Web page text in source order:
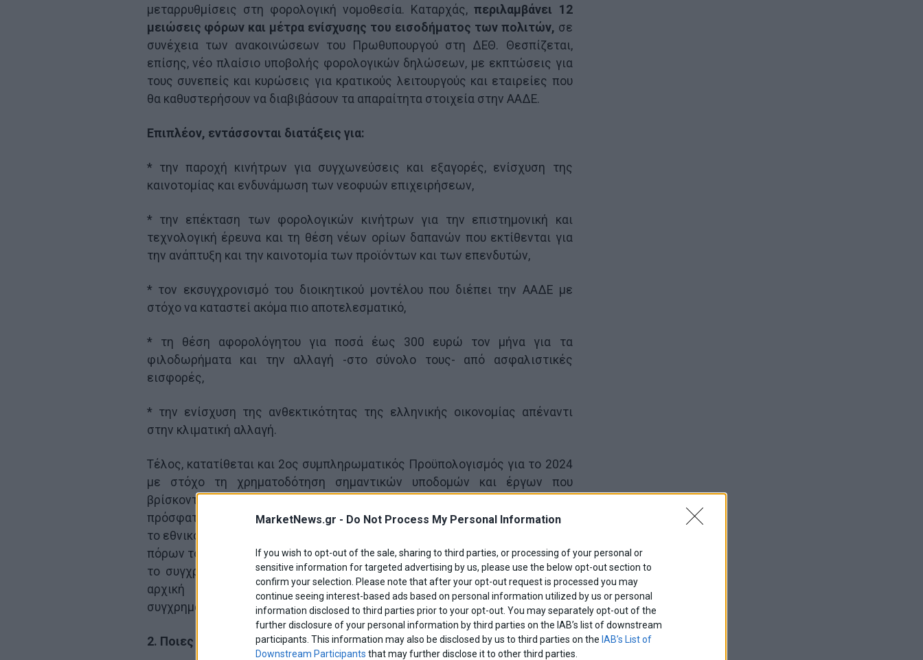
MarketNews.gr - Do Not Process My Personal Information
If you wish to opt-out of the sale, sharing to third parties, or processing of your personal or
sensitive information for targeted advertising by us, please use the below opt-out section to
confirm your selection. Please note that after your opt-out request is processed you may
continue seeing interest-based ads based on personal information utilized by us or personal
information disclosed to third parties prior to your opt-out. You may separately opt-out of the
further disclosure of your personal information by third parties on the IAB’s list of downstream
participants. This information may also be disclosed by us to third parties on the IAB’s List of
Downstream Participants that may further disclose it to other third parties.
μεταρρυθμίσεις στη φορολογική νομοθεσία. Καταρχάς,περιλαμβάνει 12
μειώσεις φόρων και μέτρα ενίσχυσης του εισοδήματος των πολιτών, σε
συνέχεια των ανακοινώσεων του Πρωθυπουργού στη ΔΕΘ. Θεσπίζεται,
επίσης, νέο πλαίσιο υποβολής φορολογικών δηλώσεων, με εκπτώσεις για
τους συνεπείς και κυρώσεις για κρατικούς λειτουργούς και εταιρείες που
θα καθυστερήσουν να διαβιβάσουν τα απαραίτητα στοιχεία στην ΑΑΔΕ.
Επιπλέον, εντάσσονται διατάξεις για:
* την παροχή κινήτρων για συγχωνεύσεις και εξαγορές, ενίσχυση της
καινοτομίας και ενδυνάμωση των νεοφυών επιχειρήσεων,
* την επέκταση των φορολογικών κινήτρων για την επιστημονική και
τεχνολογική έρευνα και τη θέση νέων ορίων δαπανών που εκτίθενται για
την ανάπτυξη και την καινοτομία των προϊόντων και των επενδυτών,
* τον εκσυγχρονισμό του διοικητικού μοντέλου που διέπει την ΑΑΔΕ με
στόχο να καταστεί ακόμα πιο αποτελεσματικό,
* τη θέση αφορολόγητου για ποσά έως 300 ευρώ τον μήνα για τα
φιλοδωρήματα και την αλλαγή -στο σύνολο τους- από ασφαλιστικές
εισφορές,
* την ενίσχυση της ανθεκτικότητας της ελληνικής οικονομίας απέναντι
στην κλιματική αλλαγή.
Τέλος, κατατίθεται και 2ος συμπληρωματικός Προϋπολογισμός για το 2024
με στόχο τη χρηματοδότηση σημαντικών υποδομών και έργων που
βρίσκονται σε εξέλιξη κατά συνολικά 400 εκατ. ευρώ. Έτσι, μετά την
πρόσφατη προσθήκη 900 εκατ. ευρώ και με τη νέα αύξηση 400 εκατ. ευρώ,
το εθνικό ΠΔΕ για το 2024 κατά 1,3 δις. ευρώ. Πρόκειται για αύξηση 15% των
πόρων του ΠΔΕ που διαμορφώνονται πλέον σε 9,85 δις. ευρώ (7,1 δισ. ευρώ
το συγχρηματοδοτούμενο σκέλος και 2,75 δισ. ευρώ το εθνικό) από την
αρχική πρόβλεψη των 8,55 δις. ευρώ (6,5 δισ. ευρώ το
συγχρηματοδοτούμενο σκέλος και 2,05 δισ. ευρώ το εθνικό).
2. Ποιες είναι οι 12 μειώσεις φόρων;